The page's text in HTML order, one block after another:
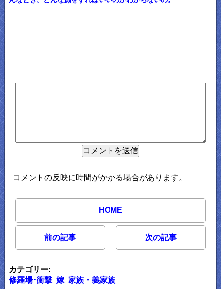
コメントの反映に時間がかかる場合があります。
HOME
前の記事 次の記事
カテゴリー:
修羅場･衝撃 嫁 家族・義家族